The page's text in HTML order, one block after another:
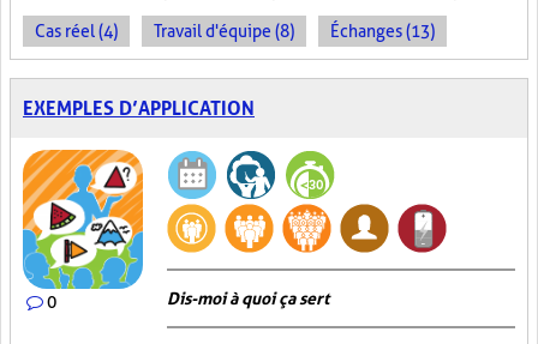
Cas réel (4) Travail d'équipe (8) Échanges (13)
EXEMPLES D’APPLICATION
0 Dis-moi à quoi ça sert